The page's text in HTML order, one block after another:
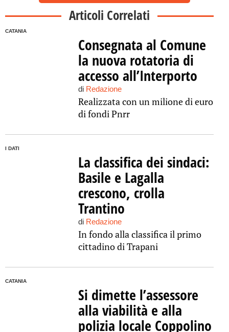
Articoli Correlati
CATANIA
Consegnata al Comune
la nuova rotatoria di
accesso all’Interporto
di Redazione
Realizzata con un milione di euro
di fondi Pnrr
I DATI
La classifica dei sindaci:
Basile e Lagalla
crescono, crolla
Trantino
di Redazione
In fondo alla classifica il primo
cittadino di Trapani
CATANIA
Si dimette l’assessore
alla viabilità e alla
polizia locale Coppolino